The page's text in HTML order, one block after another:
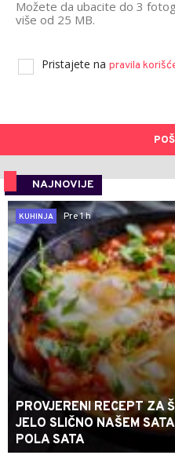
Možete da ubacite do 3
više od 25 MB.
Pristajete na pravila
NAJNOVIJE
KUHINJA
Pre 1 h
PROVJERENI RECEPT ZA
JELO SLIČNO NAŠEM
POLA SATA